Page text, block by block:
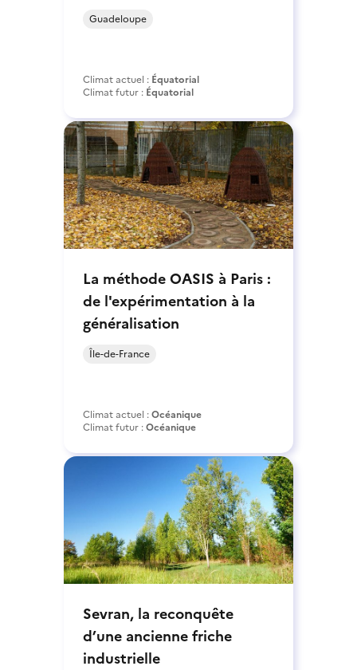
Guadeloupe
Climat actuel : Équatorial
Climat futur : Équatorial
La méthode OASIS à Paris :
de l'expérimentation à la
généralisation
Île-de-France
Climat actuel :Océanique
Climat futur :Océanique
Sevran, la reconquête
d’une ancienne friche
industrielle